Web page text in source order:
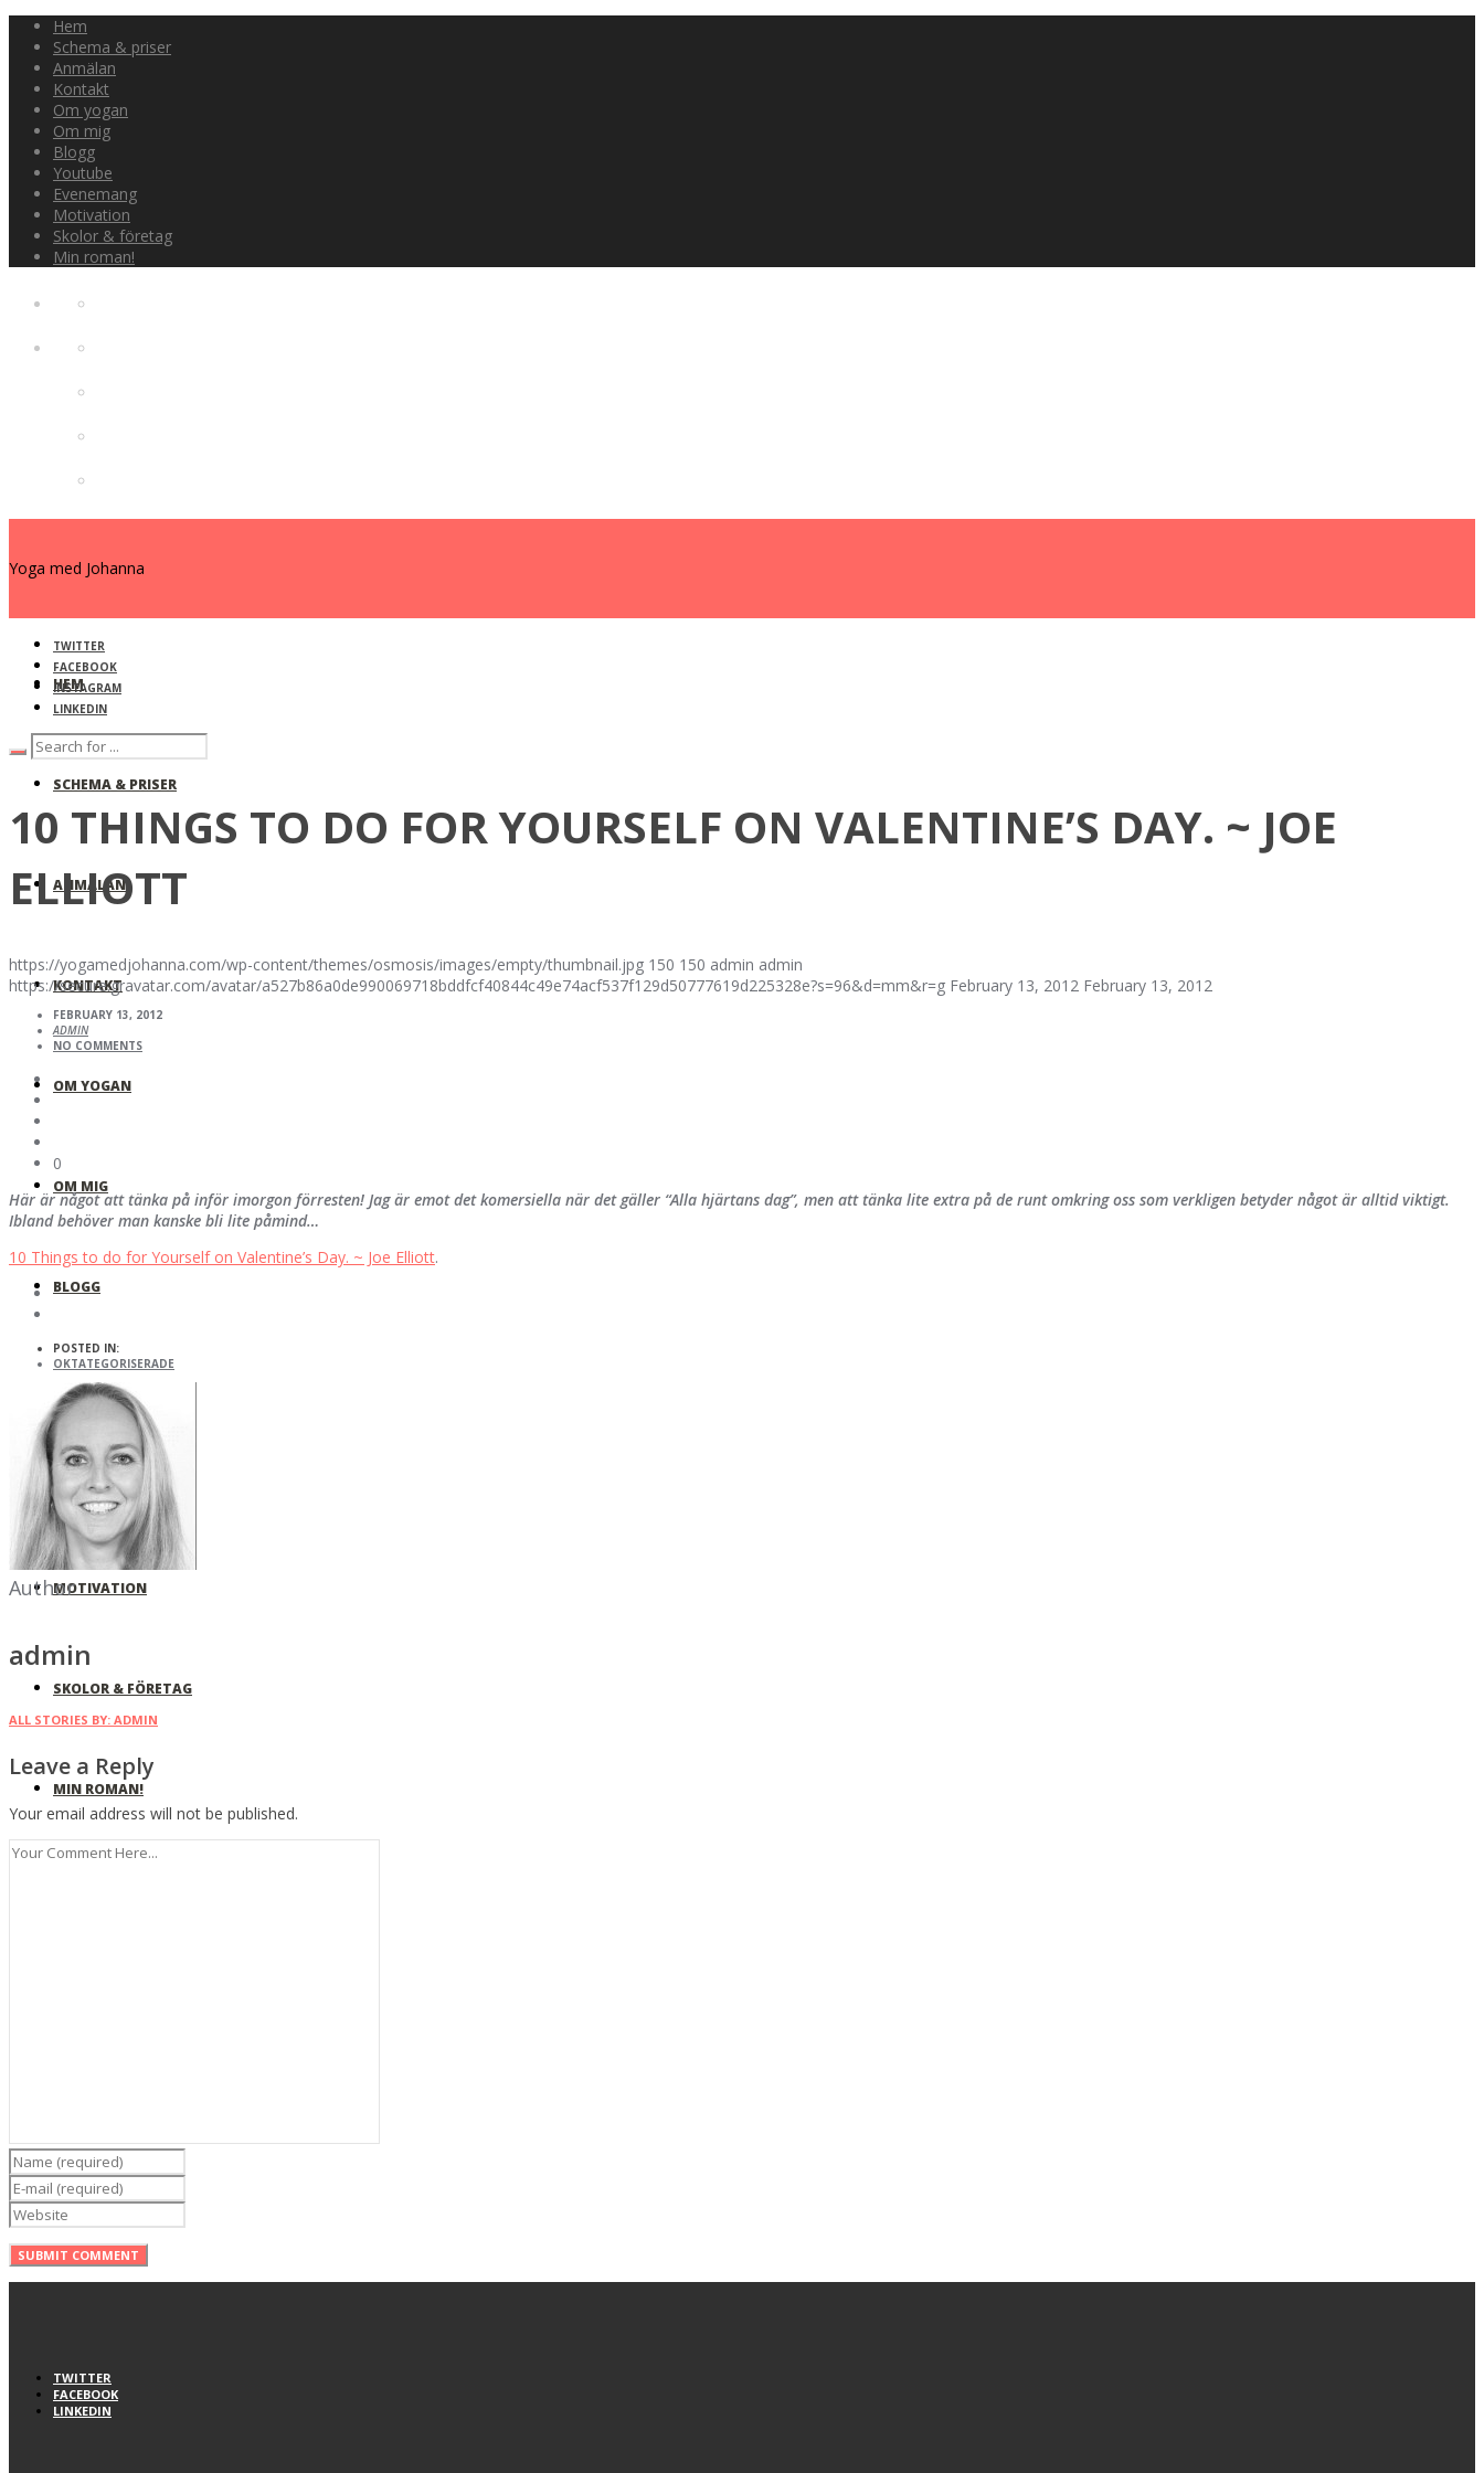
Hem
Schema & priser
Anmälan
Kontakt
Om yogan
Om mig
Blogg
Youtube
Evenemang
Motivation
Skolor & företag
Min roman!
Yoga med Johanna
HEM
SCHEMA & PRISER
ANMÄLAN
KONTAKT
OM YOGAN
OM MIG
BLOGG
YOUTUBE
EVENEMANG
MOTIVATION
SKOLOR & FÖRETAG
MIN ROMAN!
TWITTER
FACEBOOK
INSTAGRAM
LINKEDIN
10 THINGS TO DO FOR YOURSELF ON VALENTINE’S DAY. ~ JOE
ELLIOTT
https://yogamedjohanna.com/wp-content/themes/osmosis/images/empty/thumbnail.jpg 150 150 admin admin
https://secure.gravatar.com/avatar/a527b86a0de990069718bddfcf40844c49e74acf537f129d50777619d225328e?s=96&d=mm&r=g February 13, 2012 February 13, 2012
FEBRUARY 13, 2012
ADMIN
NO COMMENTS
0
Här är något att tänka på inför imorgon förresten! Jag är emot det komersiella när det gäller “Alla hjärtans dag”, men att tänka lite extra på de runt omkring oss som verkligen betyder något är alltid viktigt.
Ibland behöver man kanske bli lite påmind…
10 Things to do for Yourself on Valentine’s Day. ~ Joe Elliott.
POSTED IN:
OKTATEGORISERADE
Author
admin
ALL STORIES BY: ADMIN
Leave a Reply
Your email address will not be published.
TWITTER
FACEBOOK
LINKEDIN